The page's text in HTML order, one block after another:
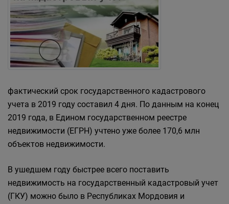
фактический срок государственного кадастрового
учета в 2019 году составил 4 дня. По данным на конец
2019 года, в Едином государственном реестре
недвижимости (ЕГРН) учтено уже более 170,6 млн
объектов недвижимости.
В ушедшем году быстрее всего поставить
недвижимость на государственный кадастровый учет
(ГКУ) можно было в Республиках Мордовия и